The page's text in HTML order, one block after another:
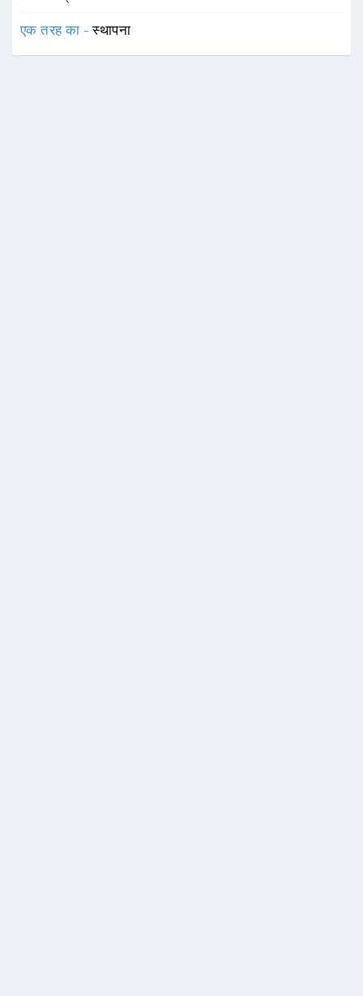
एक तरह का -स्थापना